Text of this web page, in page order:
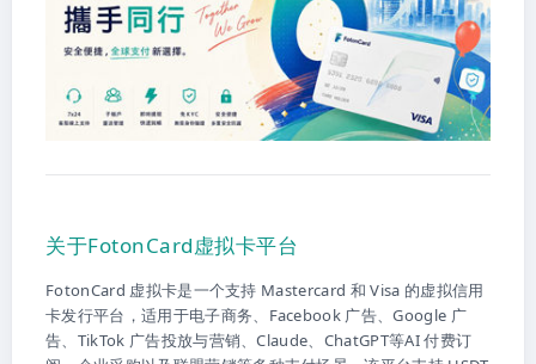
关于FotonCard虚拟卡平台
FotonCard 虚拟卡是一个支持 Mastercard 和 Visa 的虚拟信用
卡发行平台，适用于电子商务、Facebook 广告、Google 广
告、TikTok 广告投放与营销、Claude、ChatGPT等AI 付费订